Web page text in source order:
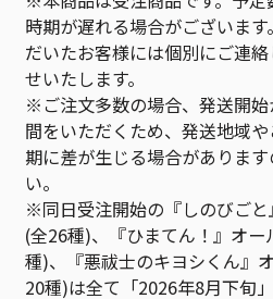
時期が遅れる場合がございま
だいたお客様には個別にご連
せいたします。
※ご注文多数の場合、発送開
間をいただくため、発送地域
期に差が生じる場合がありま
い。
※同日受注開始の『しのびご
(全26種)、『ひまてん！』オ
種)、『悪祓士のキヨシくん』
20種)は全て「2026年8月下旬